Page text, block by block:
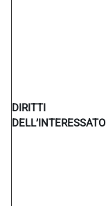
DIRITTI
DELL’INTERESSATO